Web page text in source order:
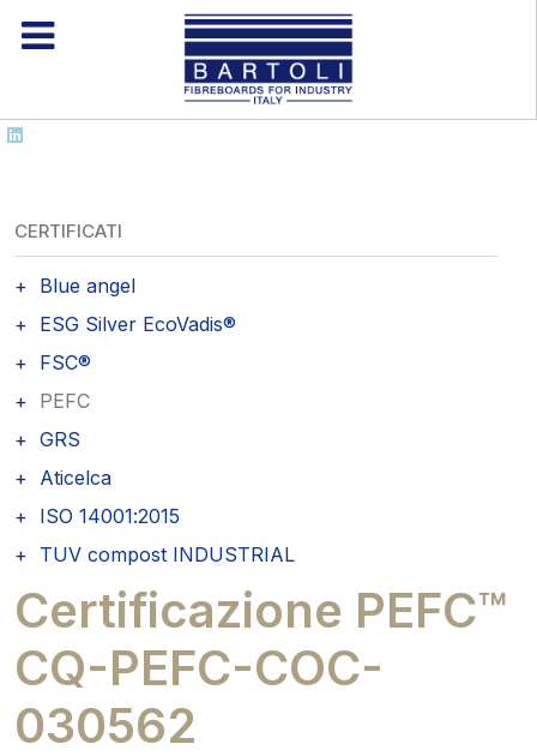
CERTIFICATI
Blue angel
ESG Silver EcoVadis®
FSC®
PEFC
GRS
Aticelca
ISO 14001:2015
TUV compost INDUSTRIAL
Certificazione PEFC™
CQ-PEFC-COC-
030562